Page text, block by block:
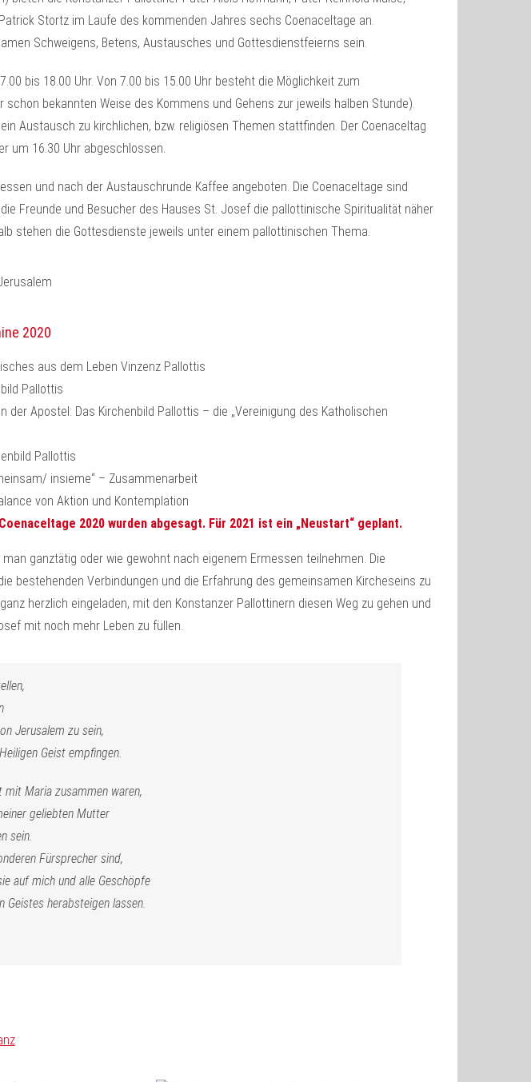
Stortz im Laufe des kommenden Jahres sechs Coenaceltage an.
Schweigens, Betens, Austausches und Gottesdienstfeierns sein.
bis 18.00 Uhr. Von 7.00 bis 15.00 Uhr besteht die Möglichkeit zum
schon bekannten Weise des Kommens und Gehens zur jeweils halben Stunde).
Austausch zu kirchlichen, bzw. religiösen Themen stattfinden. Der Coenaceltag
um 16.30 Uhr abgeschlossen.
und nach der Austauschrunde Kaffee angeboten. Die Coenaceltage sind
Freunde und Besucher des Hauses St. Josef die pallottinische Spiritualität näher
stehen die Gottesdienste jeweils unter einem pallottinischen Thema.
2020
aus dem Leben Vinzenz Pallottis
Pallottis
der Apostel: Das Kirchenbild Pallottis – die „Vereinigung des Katholischen
Pallottis
insieme“ – Zusammenarbeit
von Aktion und Kontemplation
2020 wurden abgesagt. Für 2021 ist ein „Neustart“ geplant.
ganztätig oder wie gewohnt nach eigenem Ermessen teilnehmen. Die
bestehenden Verbindungen und die Erfahrung des gemeinsamen Kircheseins zu
herzlich eingeladen, mit den Konstanzer Pallottinern diesen Weg zu gehen und
mit noch mehr Leben zu füllen.
Jerusalem zu sein,
Geist empfingen.
Maria zusammen waren,
geliebten Mutter
sein.
Fürsprecher sind,
auf mich und alle Geschöpfe
Geistes herabsteigen lassen.